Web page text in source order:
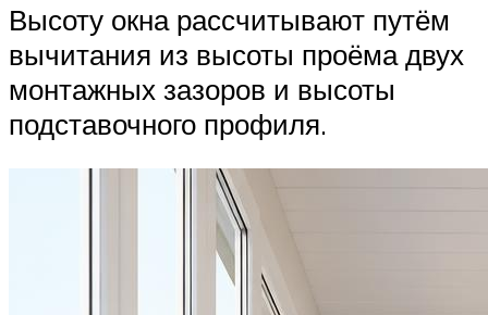
Высоту окна рассчитывают путём
вычитания из высоты проёма двух
монтажных зазоров и высоты
подставочного профиля.